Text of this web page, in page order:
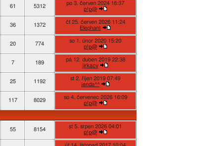
61 5312
po 3. červen 2024 16:37
p!p@
36 1372
čt 25. červen 2026 11:24
Elephant
20 774
so 1. únor 2020 15:20
p!p@
7 189
pá 12. duben 2019 22:38
jirkacv
25 1192
st 2. říjen 2019 07:49
jenda^^
117 8029
so 4. červenec 2026 16:09
p!p@
55 8154
st 5. srpen 2026 04:01
p!p@